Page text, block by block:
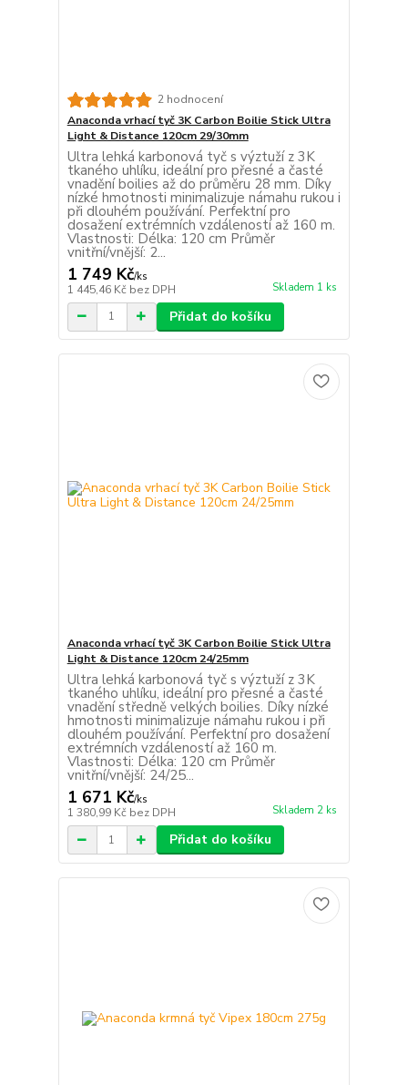
2 hodnocení
Anaconda vrhací tyč 3K Carbon Boilie Stick Ultra
Light & Distance 120cm 29/30mm
Ultra lehká karbonová tyč s výztuží z 3K
tkaného uhlíku, ideální pro přesné a časté
vnadění boilies až do průměru 28 mm. Díky
nízké hmotnosti minimalizuje námahu rukou i
při dlouhém používání. Perfektní pro
dosažení extrémních vzdáleností až 160 m.
Vlastnosti: Délka: 120 cm Průměr
vnitřní/vnější: 2...
1 749 Kč/ks
1 445,46 Kč bez DPH Skladem 1 ks
Přidat do košíku
Anaconda vrhací tyč 3K Carbon Boilie Stick Ultra
Light & Distance 120cm 24/25mm
Ultra lehká karbonová tyč s výztuží z 3K
tkaného uhlíku, ideální pro přesné a časté
vnadění středně velkých boilies. Díky nízké
hmotnosti minimalizuje námahu rukou i při
dlouhém používání. Perfektní pro dosažení
extrémních vzdáleností až 160 m.
Vlastnosti: Délka: 120 cm Průměr
vnitřní/vnější: 24/25...
1 671 Kč/ks
1 380,99 Kč bez DPH Skladem 2 ks
Přidat do košíku